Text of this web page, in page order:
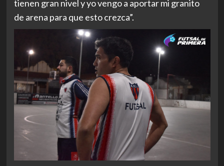
tienen gran nivel y yo vengo a aportar mi granito
de arena para que esto crezca”.